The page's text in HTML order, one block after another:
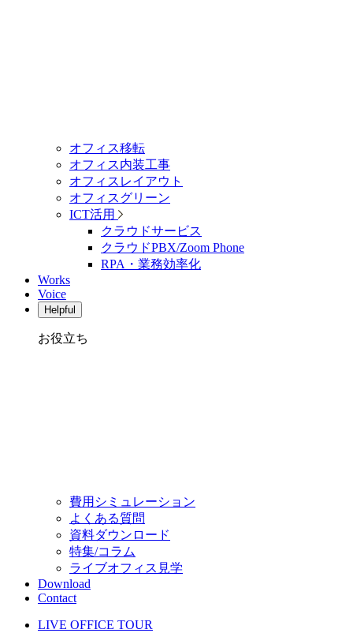
オフィス移転
オフィス内装工事
オフィスレイアウト
オフィスグリーン
ICT活用
クラウドサービス
クラウドPBX/Zoom Phone
RPA・業務効率化
Works
Voice
Helpful
お役立ち
費用シミュレーション
よくある質問
資料ダウンロード
特集/コラム
ライブオフィス見学
Download
Contact
LIVE OFFICE TOUR